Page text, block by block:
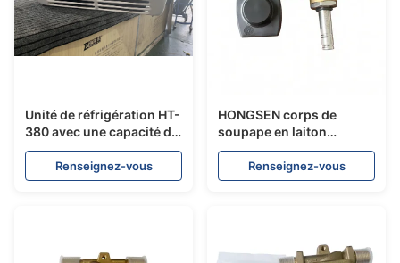
Unité de réfrigération HT-
380 avec une capacité de
refroidissement de 3510
W, une plage de
température de -20 °C à
Renseignez-vous
HONGSEN corps de
soupape en laiton
soupape solénoïde de
dégel avec
fonctionnement de
de réfrigération
Renseignez-vous